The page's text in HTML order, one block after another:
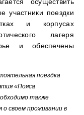
участники поездки
и корпусах
лагеря
и обеспечены
поездка
«Пояса
также
своем проживании в